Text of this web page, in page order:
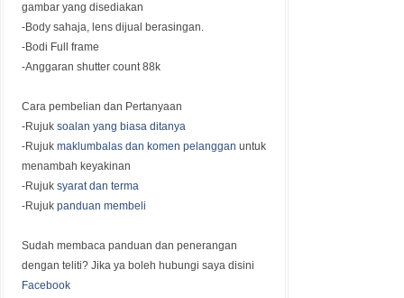
gambar yang disediakan
-Body sahaja, lens dijual berasingan.
-Bodi Full frame
-Anggaran shutter count 88k
Cara pembelian dan Pertanyaan
-Rujuk soalan yang biasa ditanya
-Rujuk maklumbalas dan komen pelanggan untuk
menambah keyakinan
-Rujuk syarat dan terma
-Rujuk panduan membeli
Sudah membaca panduan dan penerangan
dengan teliti? Jika ya boleh hubungi saya disini
Facebook